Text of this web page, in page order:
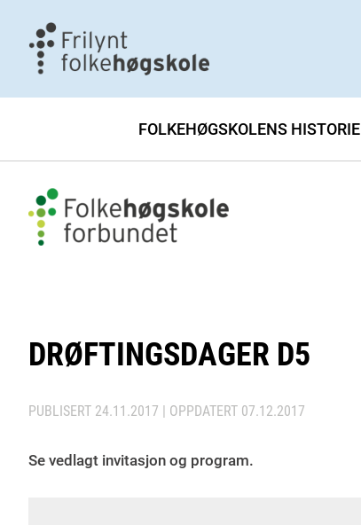
FOLKEHØGSKOLENS HISTORIE
DRØFTINGSDAGER D5
PUBLISERT 24.11.2017 | OPPDATERT 07.12.2017
Se vedlagt invitasjon og program.